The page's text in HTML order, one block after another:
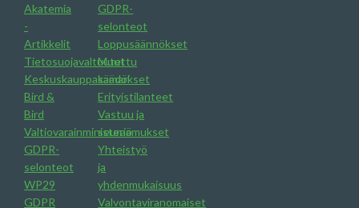
Akatemia
-
Artikkelit
Tietosuojavaltuutettu
Keskuskauppakamari
Bird &
Bird
Valtiovarainministeriö
GDPR-
selonteot
WP29
GDPR
GDPR-
selonteot
Loppusäännökset
Muut
säädökset
Erityistilanteet
Vastuu ja
seuraamukset
Yhteistyö
ja
yhdenmukaisuus
Valvontaviranomaiset